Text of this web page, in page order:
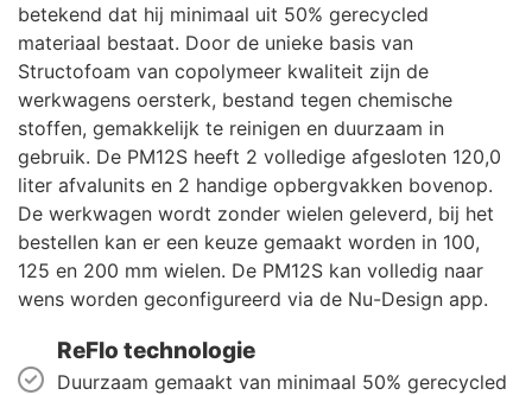
betekend dat hij minimaal uit 50% gerecycled
materiaal bestaat. Door de unieke basis van
Structofoam van copolymeer kwaliteit zijn de
werkwagens oersterk, bestand tegen chemische
stoffen, gemakkelijk te reinigen en duurzaam in
gebruik. De PM12S heeft 2 volledige afgesloten 120,0
liter afvalunits en 2 handige opbergvakken bovenop.
De werkwagen wordt zonder wielen geleverd, bij het
bestellen kan er een keuze gemaakt worden in 100,
125 en 200 mm wielen. De PM12S kan volledig naar
wens worden geconfigureerd via de Nu-Design app.
ReFlo technologie
Duurzaam gemaakt van minimaal 50% gerecycled